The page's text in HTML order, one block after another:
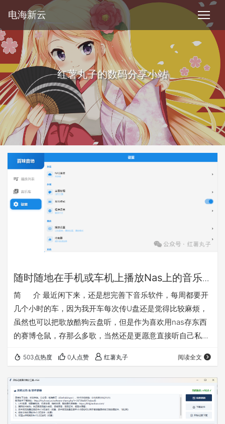
电海新云
红薯丸子的数码分享小站
随时随地在手机或车机上播放Nas上的音乐
的简便方法介绍
简 介 最近闲下来，还是想完善下音乐软件，每周都要开
几个小时的车，因为我开车每次传U盘还是觉得比较麻烦，
虽然也可以把歌放酷狗云盘听，但是作为喜欢用nas存东西
的赛博仓鼠，存那么多歌，当然还是更愿意直接听自己私域
版（含车机模式），以后等软件完善了考虑有需要再做一份
鸿蒙版的。其实试过一下mobimusic也是可以用的，但是我
感觉想添加一些功能还是自己做一个更方便，软件主打纯
净，实用，便捷。软件就叫百味音坊把 软件特点： 1、连
接…
503点热度 0人点赞 红薯丸子 阅读全文